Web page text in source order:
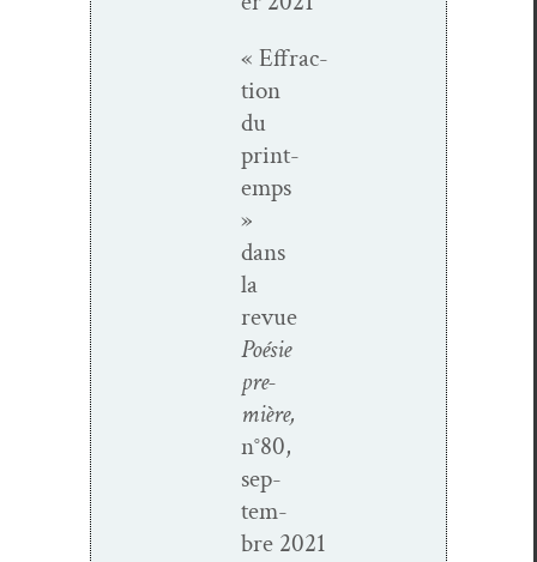
« Effrac­
tion
du
print­
emps
»
dans
la
revue
Poésie
pre­
mière,
n°80,
sep­
tem­
bre 2021